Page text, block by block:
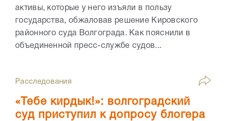
активы, которые у него изъяли в пользу
государства, обжаловав решение Кировского
районного суда Волгограда. Как пояснили в
объединенной пресс-службе судов...
Расследования
«Тебе кирдык!»: волгоградский
суд приступил к допросу блогера